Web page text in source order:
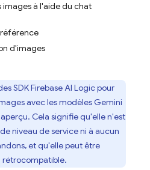
à l'aide du chat
d'images
SDKFirebase AI Logicpour
avec les modèles Gemini
Cela signifie qu'elle n'est
niveau de service ni à aucun
et qu'elle peut être
rétrocompatible.